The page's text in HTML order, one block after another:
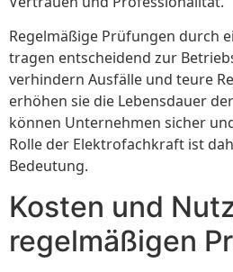
Regelmäßige Prüfungen durch
tragen entscheidend zur
verhindern Ausfälle und teure
erhöhen sie die Lebensdauer
können Unternehmen sicher
Rolle der Elektrofachkraft ist
Bedeutung.
Kosten und
regelmäßigen